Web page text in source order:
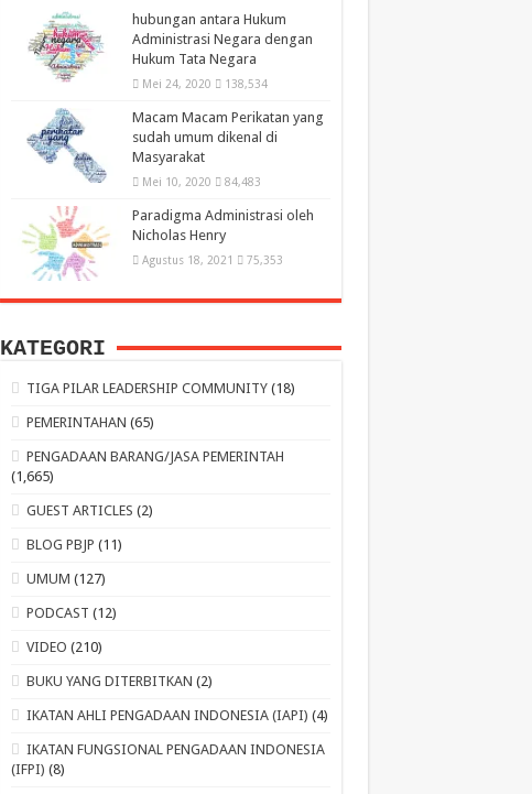
hubungan antara Hukum
Administrasi Negara dengan
Hukum Tata Negara
Mei 24, 2020 138,534
Macam Macam Perikatan yang
sudah umum dikenal di
Masyarakat
Mei 10, 2020 84,483
Paradigma Administrasi oleh
Nicholas Henry
Agustus 18, 2021 75,353
KATEGORI
TIGA PILAR LEADERSHIP COMMUNITY (18)
PEMERINTAHAN (65)
PENGADAAN BARANG/JASA PEMERINTAH
(1,665)
GUEST ARTICLES (2)
BLOG PBJP (11)
UMUM (127)
PODCAST (12)
VIDEO (210)
BUKU YANG DITERBITKAN (2)
IKATAN AHLI PENGADAAN INDONESIA (IAPI) (4)
IKATAN FUNGSIONAL PENGADAAN INDONESIA
(IFPI) (8)